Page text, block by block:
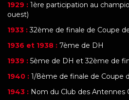
1929 : 1ère participation au
ouest)
1933 :32ème de finale de Coupe
1936 et 1938 : 7ème de DH
1939 : 5ème de DH et 32ème de
1940 : 1/8ème de finale de Coupe
1943 : Nom du Club des Antennes